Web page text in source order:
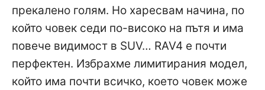
прекалено голям. Но харесвам начина, по
който човек седи по-високо на пътя и има
повече видимост в SUV… RAV4 е почти
перфектен. Избрахме лимитирания модел,
който има почти всичко, което човек може